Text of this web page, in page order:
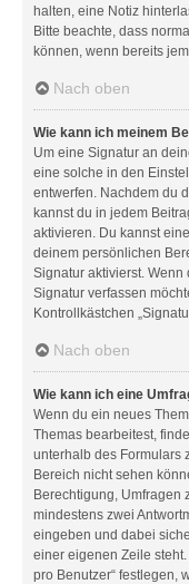
halten, eine Notiz
Bitte beachte, dass
können, wenn bereits
Nach oben
Wie kann ich meinem
Um eine Signatur an
eine solche in den
entwerfen. Nachdem du
kannst du in jedem
aktivieren. Du kannst
deinem persönlichen
Signatur aktivierst.
Signatur verfassen
Kontrollkästchen
Nach oben
Wie kann ich eine
Wenn du ein neues
Themas bearbeitest,
unterhalb des Formulars
Bereich nicht sehen
Berechtigung, Umfragen
mindestens zwei
eingeben und dabei
einer eigenen Zeile
pro Benutzer“ festlegen,